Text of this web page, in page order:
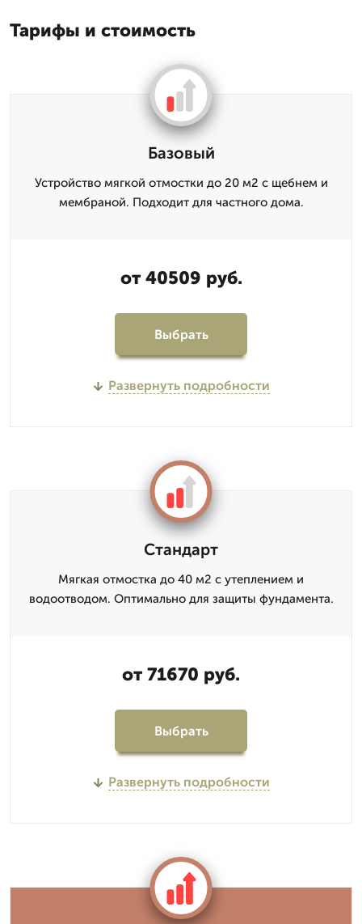
Тарифы и стоимость
Базовый
Устройство мягкой отмостки до 20 м2 с щебнем и
мембраной. Подходит для частного дома.
от 40509 руб.
Выбрать
Развернуть подробности
Стандарт
Мягкая отмостка до 40 м2 с утеплением и
водоотводом. Оптимально для защиты фундамента.
от 71670 руб.
Выбрать
Развернуть подробности